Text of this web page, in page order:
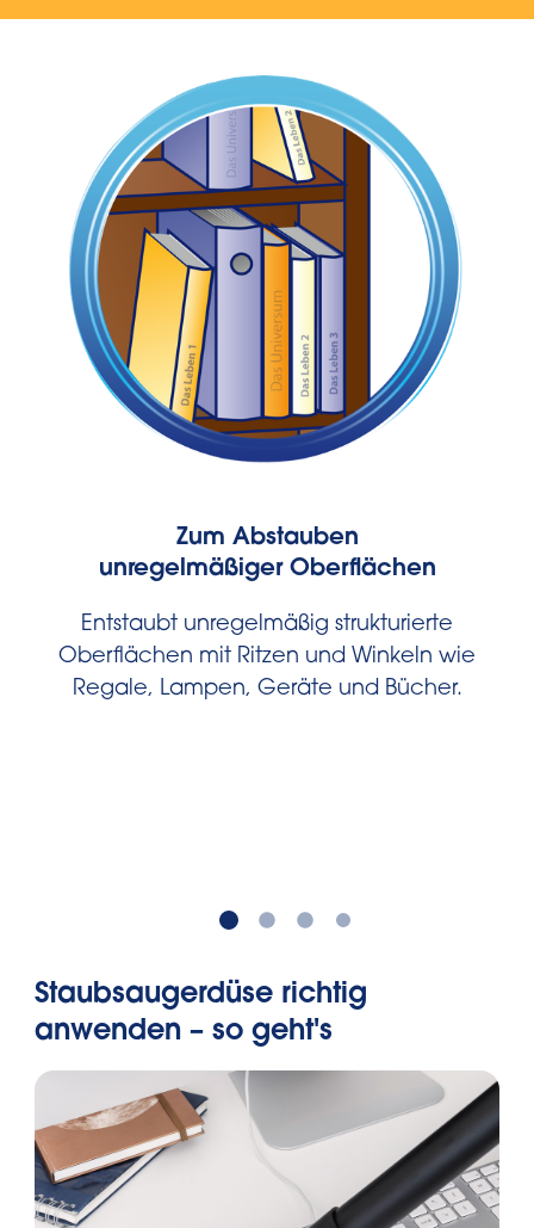
Zum Abstauben
unregelmäßiger Oberflächen
Entstaubt unregelmäßig strukturierte
Oberflächen mit Ritzen und Winkeln wie
Regale, Lampen, Geräte und Bücher.
Staubsaugerdüse richtig
anwenden – so geht's